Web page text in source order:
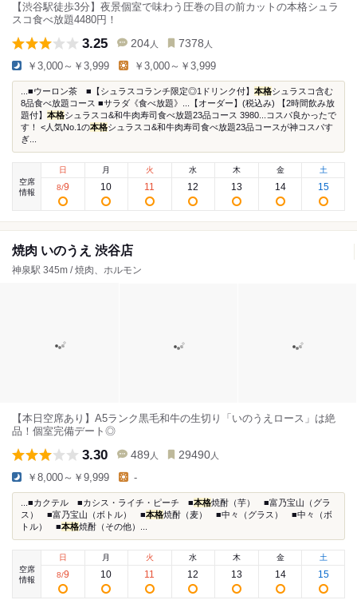
【渋谷駅徒歩3分】夜景個室で味わう圧巻の目の前カットの本格シュラ
スコ食べ放題4480円！
3.25 204 人 7378 人
￥3,000～￥3,999 ￥3,000～￥3,999
...■ウーロン茶 ■【シュラスコランチ限定◎1ドリンク付】 本格シュラスコ含む
8品食べ放題コース ■サラダ《食べ放題》...【オーダー】(税込み) 【2時間飲み放
題付】 本格シュラスコ&和牛肉寿司食べ放題23品コース 3980...コスパ良かったで
す！ <人気No.1の本格シュラスコ&和牛肉寿司食べ放題23品コースが神コスパす
ぎ...
空席
情報
日
8/9
月
10
火
11
水
12
木
13
金
14
土
15
焼肉 いのうえ 渋谷店
神泉駅 345m / 焼肉、ホルモン
【本日空席あり】A5ランク黒毛和牛の生切り「いのうえロース」は絶
品！個室完備デート◎
3.30 489 人 29490 人
￥8,000～￥9,999 -
...■カクテル ■カシス・ライチ・ピーチ ■本格焼酎（芋） ■富乃宝山（グラ
ス） ■富乃宝山（ボトル） ■本格焼酎（麦） ■中々（グラス） ■中々（ボ
トル） ■本格焼酎（その他）...
空席
情報
日
8/9
月
10
火
11
水
12
木
13
金
14
土
15